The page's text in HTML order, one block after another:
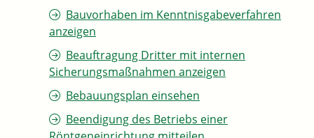
Bauvorhaben im Kenntnisgabeverfahren
anzeigen
Beauftragung Dritter mit internen
Sicherungsmaßnahmen anzeigen
Bebauungsplan einsehen
Beendigung des Betriebs einer